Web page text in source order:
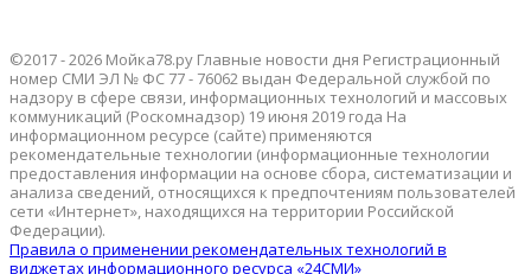
©2017 - 2026 Мойка78.ру Главные новости дня Регистрационный
номер СМИ ЭЛ № ФС 77 - 76062 выдан Федеральной службой по
надзору в сфере связи, информационных технологий и массовых
коммуникаций (Роскомнадзор) 19 июня 2019 года На
информационном ресурсе (сайте) применяются
рекомендательные технологии (информационные технологии
предоставления информации на основе сбора, систематизации и
анализа сведений, относящихся к предпочтениям пользователей
сети «Интернет», находящихся на территории Российской
Федерации).
Правила о применении рекомендательных технологий в
виджетах информационного ресурса «24СМИ»